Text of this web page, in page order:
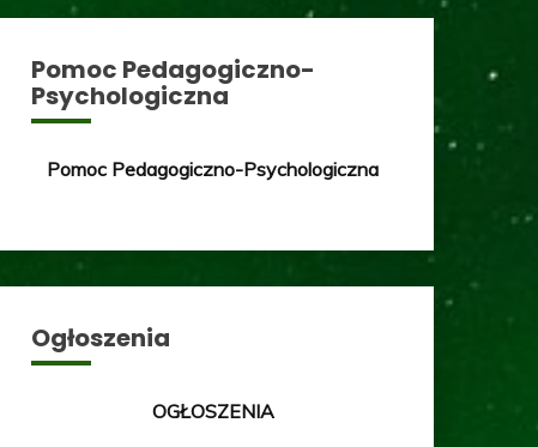
Pomoc Pedagogiczno-
Psychologiczna
Pomoc Pedagogiczno-Psychologiczna
Ogłoszenia
OGŁOSZENIA